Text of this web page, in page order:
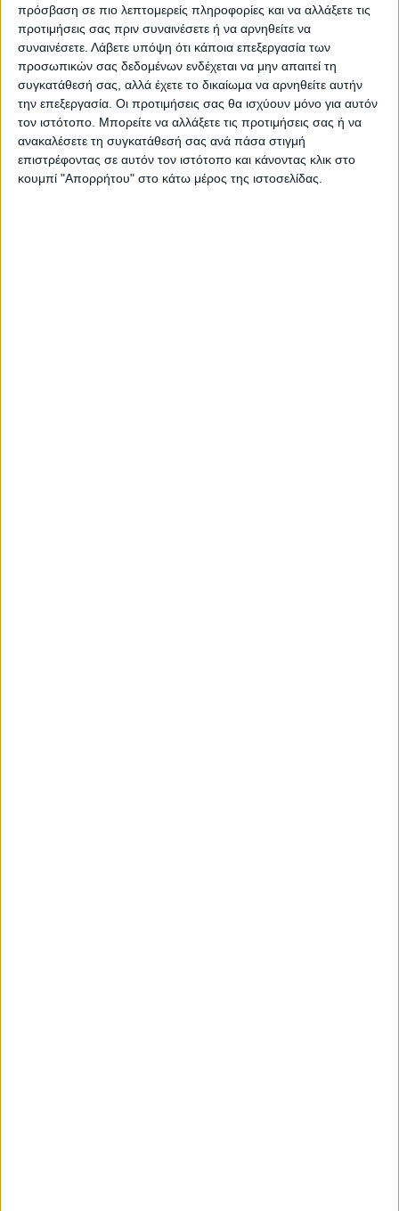
πρόσβαση σε πιο λεπτομερείς πληροφορίες και να αλλάξετε τις
προτιμήσεις σας πριν συναινέσετε ή να αρνηθείτε να
συναινέσετε. Λάβετε υπόψη ότι κάποια επεξεργασία των
προσωπικών σας δεδομένων ενδέχεται να μην απαιτεί τη
συγκατάθεσή σας, αλλά έχετε το δικαίωμα να αρνηθείτε αυτήν
την επεξεργασία. Οι προτιμήσεις σας θα ισχύουν μόνο για αυτόν
τον ιστότοπο. Μπορείτε να αλλάξετε τις προτιμήσεις σας ή να
ανακαλέσετε τη συγκατάθεσή σας ανά πάσα στιγμή
επιστρέφοντας σε αυτόν τον ιστότοπο και κάνοντας κλικ στο
κουμπί "Απορρήτου" στο κάτω μέρος της ιστοσελίδας.
Τελευταίες Ειδήσεις Σήμερα
Ακολούθησε την εφημερίδα ΝΕΟΣ
ΑΓΩΝ στο Google News!
Όλες οι εξελίξεις στην περιοχή της
Καρδίτσας και ευρύτερα της Θεσσαλίας